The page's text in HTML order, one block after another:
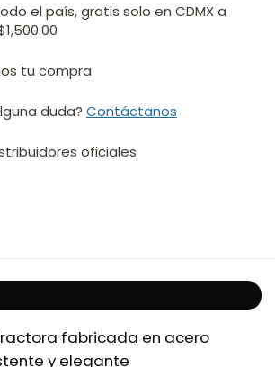
el país, gratis solo en CDMX a
tu compra
duda? Contáctanos
oficiales
fabricada en acero
y elegante